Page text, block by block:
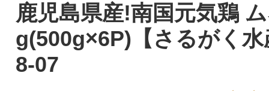
鹿児島県産!南国元気鶏
g(500g×6P)【さるがく
8-07